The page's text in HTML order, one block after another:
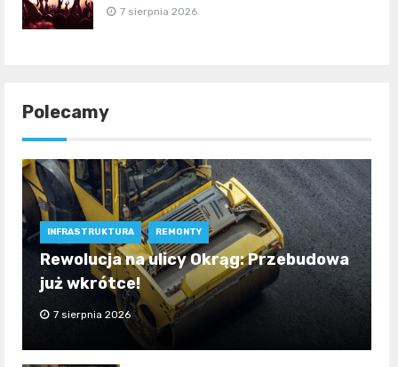
7 sierpnia 2026
Polecamy
INFRASTRUKTURA REMONTY
Rewolucja na ulicy Okrąg: Przebudowa
już wkrótce!
7 sierpnia 2026